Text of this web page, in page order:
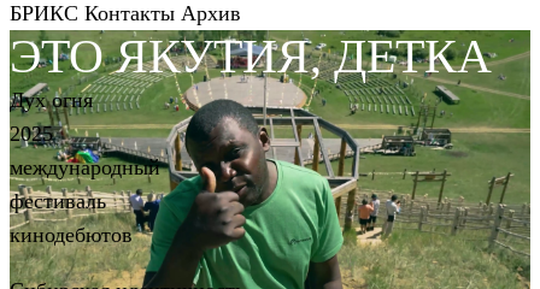
БРИКС Контакты Архив
ЭТО ЯКУТИЯ, ДЕТКА
Дух огня
2025
международный
фестиваль
кинодебютов